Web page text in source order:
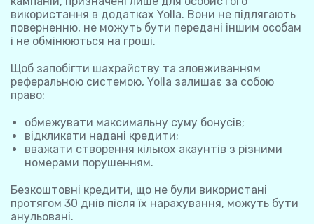
використання в додатках Yolla. Вони не підлягають
поверненню, не можуть бути передані іншим особам
і не обмінюються на гроші.
Щоб запобігти шахрайству та зловживанням
реферальною системою, Yolla залишає за собою
право:
обмежувати максимальну суму бонусів;
відкликати надані кредити;
вважати створення кількох акаунтів з різними
номерами порушенням.
Безкоштовні кредити, що не були використані
протягом 30 днів після їх нарахування, можуть бути
анульовані.